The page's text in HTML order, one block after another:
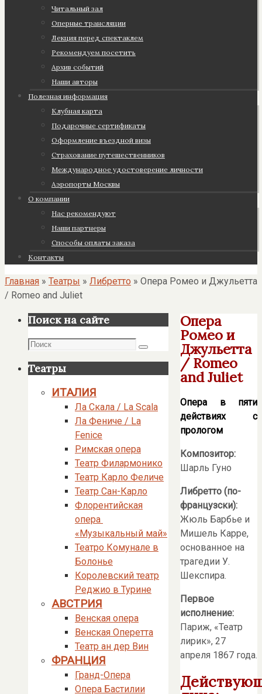
Читальный зал
Оперные трансляции
Лекция перед спектаклем
Рекомендуем посетить
Архив событий
Наши авторы
Полезная информация
Клубная карта
Подарочные сертификаты
Оформление въездной визы
Страхование путешественников
Международное удостоверение личности
Аэропорты Москвы
О компании
Нас рекомендуют
Наши партнеры
Cпособы оплаты заказа
Контакты
Главная » Театры » Либретто » Опера Ромео и Джульетта
/ Romeo and Juliet
Опера
Ромео и
Джульетта
/ Romeo
and Juliet
Опера в пяти
действиях с
прологом
Композитор:
Шарль Гуно
Либретто (по-
французски):
Жюль Барбье и
Мишель Карре,
основанное на
трагедии У.
Шекспира.
Первое
исполнение:
Париж, «Театр
лирик», 27
апреля 1867 года.
Поиск на сайте
Поиск
Поиск
Театры
ИТАЛИЯ
Ла Скала / La Scala
Ла Фениче / La
Fenice
Римская опера
Театр Филармонико
Театр Карло Феличе
Театр Сан-Карло
Флорентийская
опера
«Музыкальный май»
Театро Комунале в
Болонье
Королевский театр
Реджио в Турине
АВСТРИЯ
Венская опера
Венская Оперетта
Театр ан дер Вин
ФРАНЦИЯ
Гранд-Опера
Опера Бастилии